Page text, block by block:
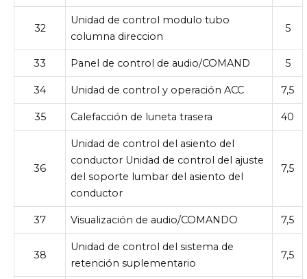
32
Unidad de control modulo tubo
columna direccion
5
33 Panel de control de audio/COMAND 5
34 Unidad de control y operación ACC 7,5
35 Calefacción de luneta trasera 40
36
Unidad de control del asiento del
conductor Unidad de control del ajuste
del soporte lumbar del asiento del
conductor
7,5
37 Visualización de audio/COMANDO 7,5
38
Unidad de control del sistema de
retención suplementario
7,5